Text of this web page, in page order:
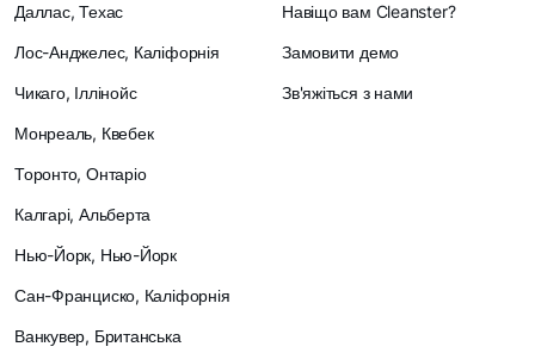
Даллас, Техас
Лос-Анджелес, Каліфорнія
Чикаго, Іллінойс
Монреаль, Квебек
Торонто, Онтаріо
Калгарі, Альберта
Нью-Йорк, Нью-Йорк
Сан-Франциско, Каліфорнія
Ванкувер, Британська
Навіщо вам Cleanster?
Замовити демо
Зв'яжіться з нами